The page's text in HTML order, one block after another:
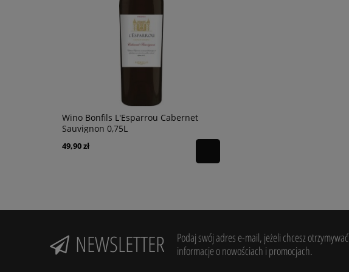
Wino Bonfils L'Esparrou Cabernet
Sauvignon 0,75L
49,90 zł
NEWSLETTER
Podaj swój adres e-mail, jeżeli chcesz otrzymywać
informacje o nowościach i promocjach.